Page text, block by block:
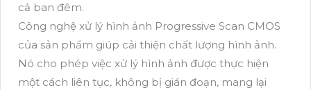
cả ban đêm.
Công nghệ xử lý hình ảnh Progressive Scan CMOS
của sản phẩm giúp cải thiện chất lượng hình ảnh.
Nó cho phép việc xử lý hình ảnh được thực hiện
một cách liên tục, không bị gián đoạn, mang lại